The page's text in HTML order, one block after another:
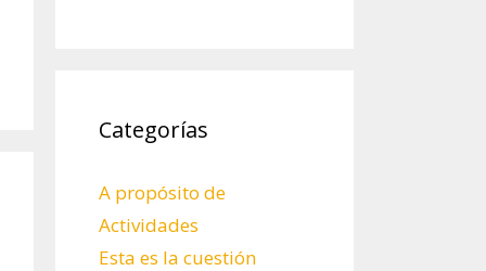
Categorías
A propósito de
Actividades
Esta es la cuestión